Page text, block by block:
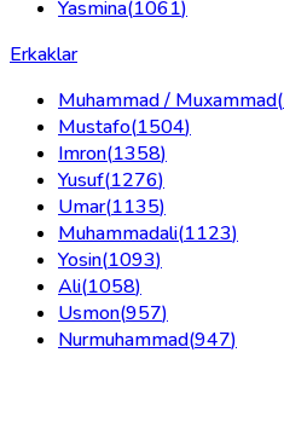
Yasmina(1061)
Erkaklar
Muhammad / Muxammad(
Mustafo(1504)
Imron(1358)
Yusuf(1276)
Umar(1135)
Muhammadali(1123)
Yosin(1093)
Ali(1058)
Usmon(957)
Nurmuhammad(947)